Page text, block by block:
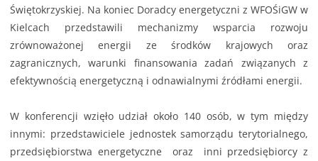
Świętokrzyskiej. Na koniec Doradcy energetyczni z WFOŚiGW w
Kielcach przedstawili mechanizmy wsparcia rozwoju
zrównoważonej energii ze środków krajowych oraz
zagranicznych, warunki finansowania zadań związanych z
efektywnością energetyczną i odnawialnymi źródłami energii.
W konferencji wzięło udział około 140 osób, w tym między
innymi: przedstawiciele jednostek samorządu terytorialnego,
przedsiębiorstwa energetyczne oraz inni przedsiębiorcy z